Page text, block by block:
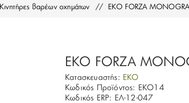
Κινητήρες βαρέων οχημάτων / EKO FORZA
EKO FORZA
Κατασκευαστής: EKO
Κωδικός Προϊόντος: EKO14
Κωδικός ERP: ΕΛ-12-047